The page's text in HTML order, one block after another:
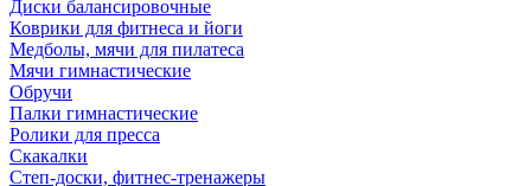
Диски балансировочные
Коврики для фитнеса и йоги
Медболы, мячи для пилатеса
Мячи гимнастические
Обручи
Палки гимнастические
Ролики для пресса
Скакалки
Степ-доски, фитнес-тренажеры